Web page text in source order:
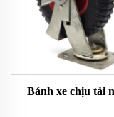
Bánh xe chịu tải